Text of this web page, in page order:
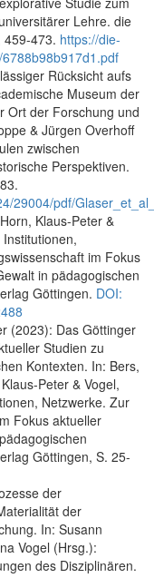
Lehre. die
459-473. https://die-
Rücksicht aufs
Museum der
Ort der Forschung und
& Jürgen Overhoff
zwischen
Perspektiven.
29004/pdf/
Klaus-Peter &
im Fokus
in pädagogischen
Göttingen. DOI:
(2023): Das Göttinger
Studien zu
Kontexten. In: Bers,
Peter & Vogel,
Netzwerke. Zur
Fokus aktueller
Göttingen, S. 25-
der
der
In: Susann
Vogel (Hrsg.):
des Disziplinären.